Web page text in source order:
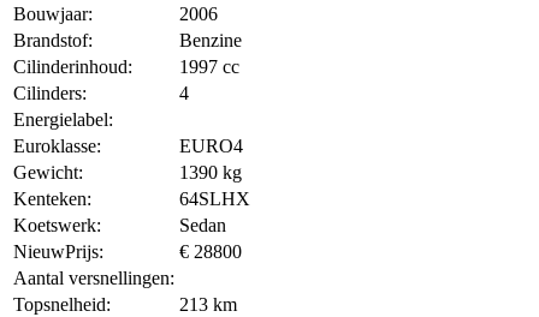
Bouwjaar:
2006
Brandstof:
Benzine
Cilinderinhoud:
1997 cc
Cilinders:
4
Energielabel:
Euroklasse:
EURO4
Gewicht:
1390 kg
Kenteken:
64SLHX
Koetswerk:
Sedan
NieuwPrijs:
€ 28800
Aantal versnellingen:
Topsnelheid:
213 km